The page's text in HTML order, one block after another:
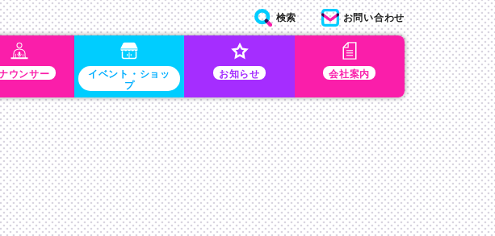
ウンサー イベント・ショッ
プ
お知らせ 会社案内
検索 お問い合わせ